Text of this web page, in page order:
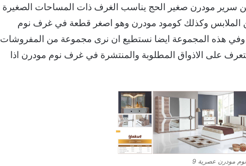
سرير مودرن صغير الحج يناسب الغرف ذات المساحات الصغيرة
الملابس وكذلك كومود مودرن وهو اصغر قطعة في غرف نوم
هذه المجموعة ايضا نستطيع ان نرى مجموعة من المفروشات
على الاذواق المطلوبة والمنتشرة في غرف نوم مودرن اذا
مودرن عصرية 9